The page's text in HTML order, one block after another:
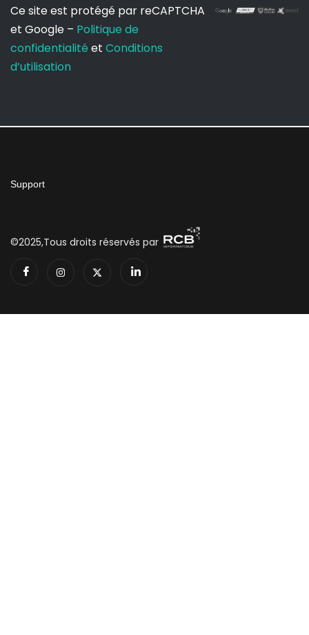
Ce site est protégé par reCAPTCHA
et Google – Politique de
confidentialité et Conditions
d’utilisation
Support
©2025,Tous droits réservés par